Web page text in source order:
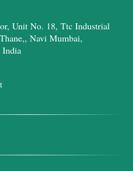
Unit No. 18, Ttc Industrial
Navi Mumbai,
India